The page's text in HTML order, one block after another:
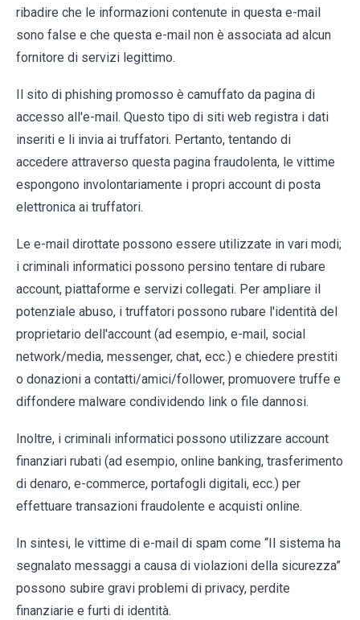
ribadire che le informazioni contenute in questa e-mail
sono false e che questa e-mail non è associata ad alcun
fornitore di servizi legittimo.
Il sito di phishing promosso è camuffato da pagina di
accesso all'e-mail. Questo tipo di siti web registra i dati
inseriti e li invia ai truffatori. Pertanto, tentando di
accedere attraverso questa pagina fraudolenta, le vittime
espongono involontariamente i propri account di posta
elettronica ai truffatori.
Le e-mail dirottate possono essere utilizzate in vari modi;
i criminali informatici possono persino tentare di rubare
account, piattaforme e servizi collegati. Per ampliare il
potenziale abuso, i truffatori possono rubare l'identità del
proprietario dell'account (ad esempio, e-mail, social
network/media, messenger, chat, ecc.) e chiedere prestiti
o donazioni a contatti/amici/follower, promuovere truffe e
diffondere malware condividendo link o file dannosi.
Inoltre, i criminali informatici possono utilizzare account
finanziari rubati (ad esempio, online banking, trasferimento
di denaro, e-commerce, portafogli digitali, ecc.) per
effettuare transazioni fraudolente e acquisti online.
In sintesi, le vittime di e-mail di spam come “Il sistema ha
segnalato messaggi a causa di violazioni della sicurezza”
possono subire gravi problemi di privacy, perdite
finanziarie e furti di identità.